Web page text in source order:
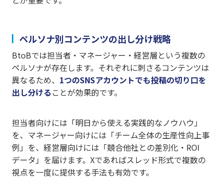
ペルソナ別コンテンツの出し分け戦略
BtoBでは担当者・マネージャー・経営層という複数の
ペルソナが存在します。それぞれに刺さるコンテンツは
異なるため、 1つのSNSアカウントでも投稿の切り口を
出し分ける ことが効果的です。
担当者向けには「明日から使える実践的なノウハウ」
を、マネージャー向けには「チーム全体の生産性向上事
例」を、経営層向けには「競合他社との差別化・ROI
データ」を届けます。Xであればスレッド形式で複数の
視点を一度に提供する手法も有効です。